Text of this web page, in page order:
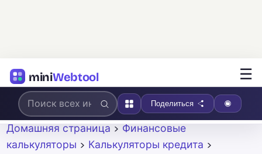
miniWebtool ☰
Поделиться
Домашняя страница > Финансовые
калькуляторы > Калькуляторы кредита >